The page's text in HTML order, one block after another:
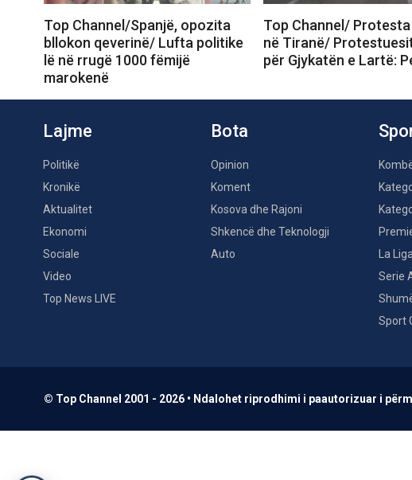
Top Channel/Spanjë, opozita
bllokon qeverinë/ Lufta politike
lë në rrugë 1000 fëmijë
marokenë
Top Channel/
në Tiranë/
për Gjykatën e Lartë:
Lajme
Politikë
Kronikë
Aktualitet
Ekonomi
Sociale
Video
Top News LIVE
Bota
Opinion
Koment
Kosova dhe Rajoni
Shkencë dhe Teknologji
Auto
La Liga
Serie
Sport
© Top Channel 2001 - 2026 • Ndalohet riprodhimi i paautorizuar i